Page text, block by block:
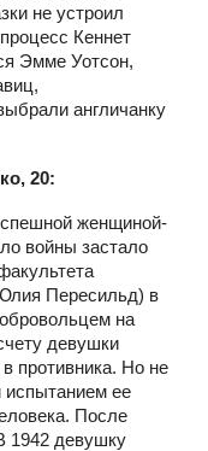
не устроил
Кеннет
Эмме Уотсон,
англичанку
20:
женщиной-
войны застало
Пересильд) в
на
девушки
противника. Но не
испытанием ее
После
1942 девушку